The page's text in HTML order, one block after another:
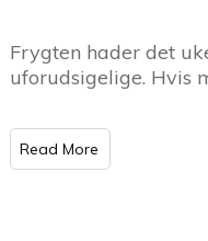
Frygten hader det
uforudsigelige. Hvis
Read More